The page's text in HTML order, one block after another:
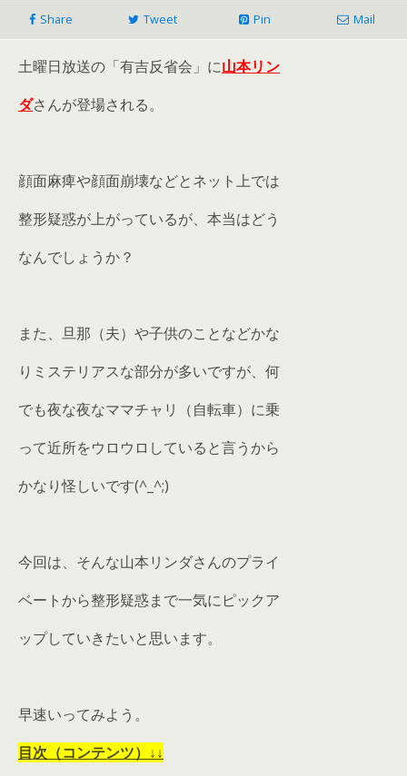
Share Tweet Pin Mail
土曜日放送の「有吉反省会」に山本リン
ダさんが登場される。
顔面麻痺や顔面崩壊などとネット上では
整形疑惑が上がっているが、本当はどう
なんでしょうか？
また、旦那（夫）や子供のことなどかな
りミステリアスな部分が多いですが、何
でも夜な夜なママチャリ（自転車）に乗
って近所をウロウロしていると言うから
かなり怪しいです(^_^;)
今回は、そんな山本リンダさんのプライ
ベートから整形疑惑まで一気にピックア
ップしていきたいと思います。
早速いってみよう。
目次（コンテンツ）↓↓